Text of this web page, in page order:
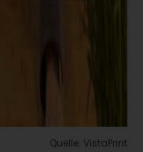
Quelle: VistaPrint